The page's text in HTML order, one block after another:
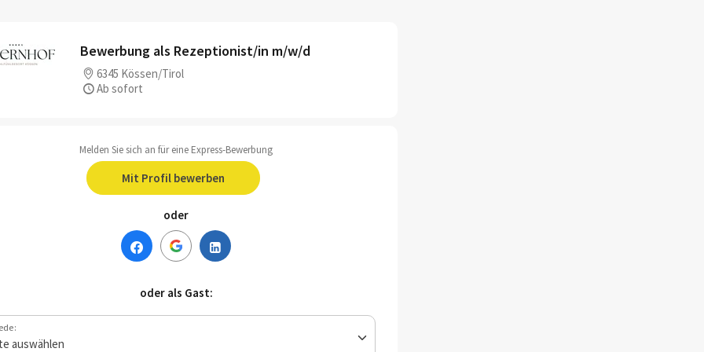
Bewerbung als Rezeptionist/in m/w/d
6345 Kössen/Tirol
Ab sofort
Melden Sie sich an für eine Express-Bewerbung
Mit Profil bewerben
oder
oder als Gast: